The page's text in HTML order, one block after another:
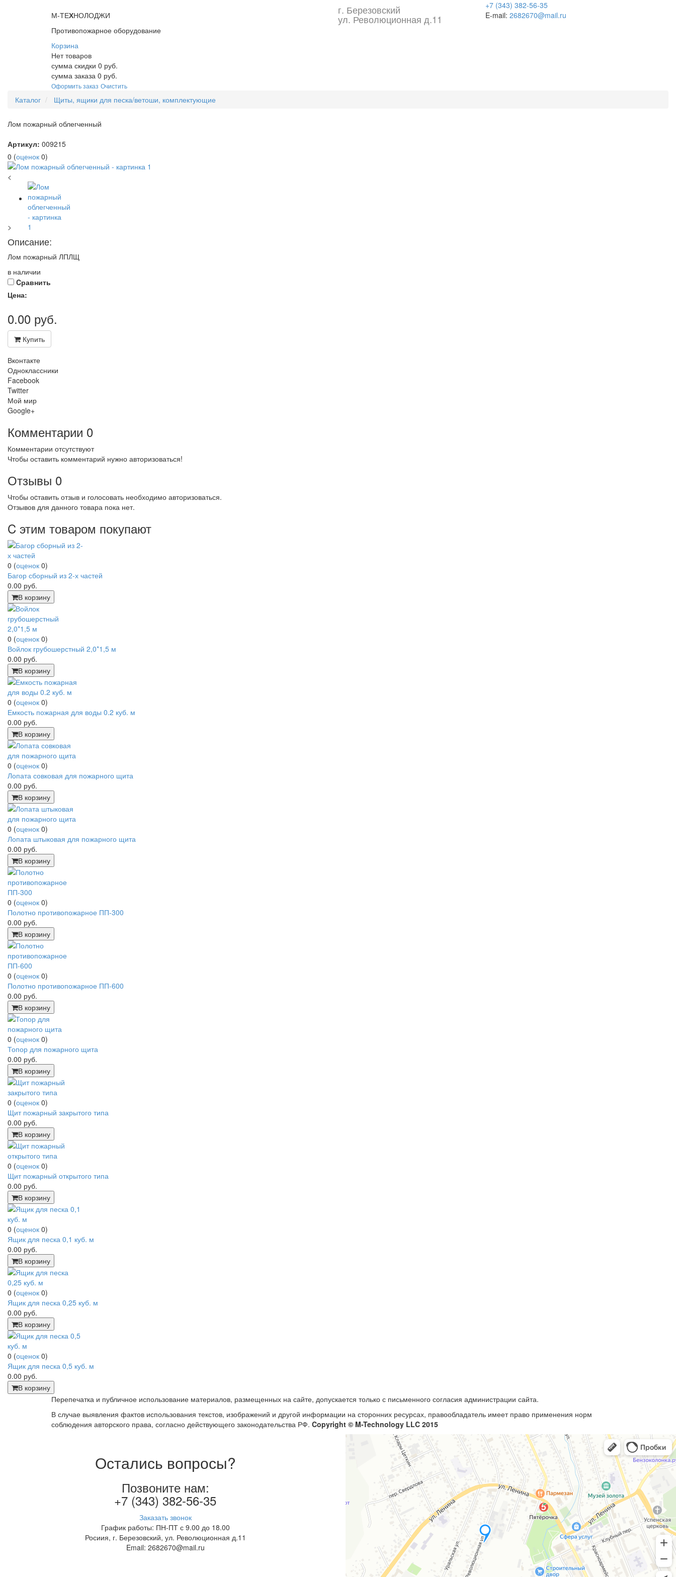
М-ТЕХНОЛОДЖИ
Противопожарное оборудование
г. Березовский
ул. Революционная д.11
+7 (343) 382-56-35
E-mail: 2682670@mail.ru
Корзина
Нет товаров
сумма скидки 0 руб.
сумма заказа 0 руб.
Оформить заказ Очистить
Каталог Щиты, ящики для песка/ветоши, комплектующие
Лом пожарный облегченный
Артикул: 009215
0 (оценок 0)
<
>
Описание:
Лом пожарный ЛПЛЩ
в наличии
Cравнить
Цена:
0.00 руб.
Купить
Вконтакте
Одноклассники
Facebook
Twitter
Мой мир
Google+
Комментарии 0
Комментарии отсутствуют
Чтобы оставить комментарий нужно авторизоваться!
Отзывы 0
Чтобы оcтавить отзыв и голосовать необходимо авторизоваться.
Отзывов для данного товара пока нет.
C этим товаром покупают
0 (оценок 0)
Багор сборный из 2-х частей
0.00 руб.
В корзину
0 (оценок 0)
Войлок грубошерстный 2,0*1,5 м
0.00 руб.
В корзину
0 (оценок 0)
Емкость пожарная для воды 0.2 куб. м
0.00 руб.
В корзину
0 (оценок 0)
Лопата совковая для пожарного щита
0.00 руб.
В корзину
0 (оценок 0)
Лопата штыковая для пожарного щита
0.00 руб.
В корзину
0 (оценок 0)
Полотно противопожарное ПП-300
0.00 руб.
В корзину
0 (оценок 0)
Полотно противопожарное ПП-600
0.00 руб.
В корзину
0 (оценок 0)
Топор для пожарного щита
0.00 руб.
В корзину
0 (оценок 0)
Щит пожарный закрытого типа
0.00 руб.
В корзину
0 (оценок 0)
Щит пожарный открытого типа
0.00 руб.
В корзину
0 (оценок 0)
Ящик для песка 0,1 куб. м
0.00 руб.
В корзину
0 (оценок 0)
Ящик для песка 0,25 куб. м
0.00 руб.
В корзину
0 (оценок 0)
Ящик для песка 0,5 куб. м
0.00 руб.
В корзину
Перепечатка и публичное использование материалов, размещенных на сайте, допускается только с письменного согласия администрации сайта.
В случае выявления фактов использования текстов, изображений и другой информации на сторонних ресурсах, правообладатель имеет право применения норм
соблюдения авторского права, согласно действующего законодательства РФ. Copyright © M-Technology LLC 2015
Остались вопросы?
Позвоните нам:
+7 (343) 382-56-35
Заказать звонок
График работы: ПН-ПТ с 9.00 до 18.00
Росиия, г. Березовский, ул. Революционная д.11
Email: 2682670@mail.ru